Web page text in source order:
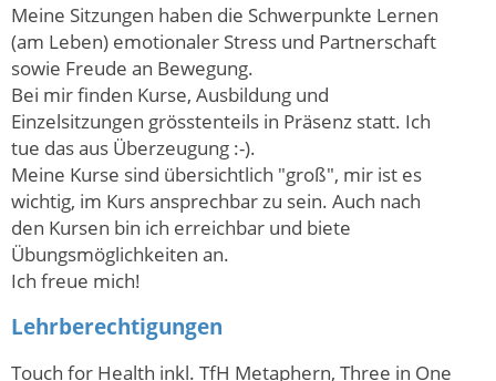
Meine Sitzungen haben die Schwerpunkte Lernen
(am Leben) emotionaler Stress und Partnerschaft
sowie Freude an Bewegung.
Bei mir finden Kurse, Ausbildung und
Einzelsitzungen grösstenteils in Präsenz statt. Ich
tue das aus Überzeugung :-).
Meine Kurse sind übersichtlich "groß", mir ist es
wichtig, im Kurs ansprechbar zu sein. Auch nach
den Kursen bin ich erreichbar und biete
Übungsmöglichkeiten an.
Ich freue mich!
Lehrberechtigungen
Touch for Health inkl. TfH Metaphern, Three in One